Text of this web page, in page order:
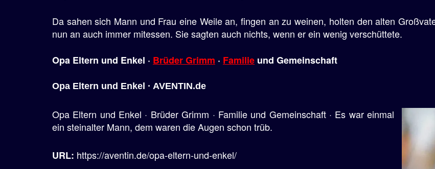
Da sahen sich Mann und Frau eine Weile an, fingen an zu weinen, holten den alten
nun an auch immer mitessen. Sie sagten auch nichts, wenn er ein wenig verschüttete.
Opa Eltern und Enkel · Brüder Grimm · Familie und Gemeinschaft
Opa Eltern und Enkel · AVENTIN.de
Opa Eltern und Enkel · Brüder Grimm · Familie und Gemeinschaft · Es war einmal
ein steinalter Mann, dem waren die Augen schon trüb.
URL: https://aventin.de/opa-eltern-und-enkel/